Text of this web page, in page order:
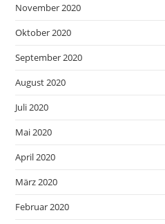
November 2020
Oktober 2020
September 2020
August 2020
Juli 2020
Mai 2020
April 2020
März 2020
Februar 2020